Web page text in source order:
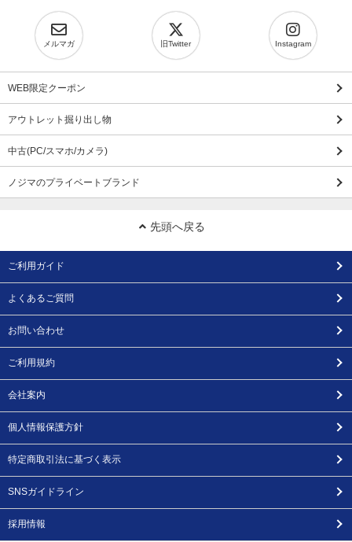
メルマガ 旧Twitter Instagram
WEB限定クーポン
アウトレット掘り出し物
中古(PC/スマホ/カメラ)
ノジマのプライベートブランド
先頭へ戻る
ご利用ガイド
よくあるご質問
お問い合わせ
ご利用規約
会社案内
個人情報保護方針
特定商取引法に基づく表示
SNSガイドライン
採用情報